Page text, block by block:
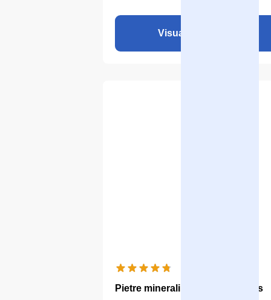
Visualizza il prodotto
Pietre minerali Aqualine 12/Neos